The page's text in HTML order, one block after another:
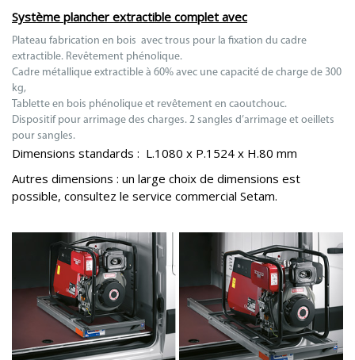
Système plancher extractible complet avec
Plateau fabrication en bois avec trous pour la fixation du cadre
extractible. Revêtement phénolique.
Cadre métallique extractible à 60% avec une capacité de charge de 300
kg,
Tablette en bois phénolique et revêtement en caoutchouc.
Dispositif pour arrimage des charges. 2 sangles d’arrimage et oeillets
pour sangles.
Dimensions standards : L.1080 x P.1524 x H.80 mm
Autres dimensions : un large choix de dimensions est
possible, consultez le service commercial Setam.